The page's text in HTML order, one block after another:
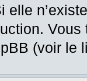
elle
(voir le